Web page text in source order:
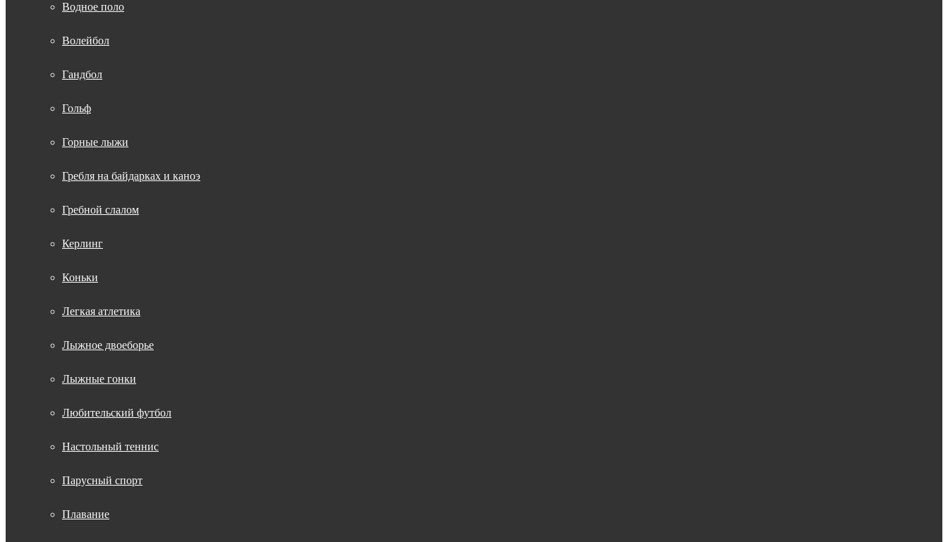
Водное поло
Волейбол
Гандбол
Гольф
Горные лыжи
Гребля на байдарках и каноэ
Гребной слалом
Керлинг
Коньки
Легкая атлетика
Лыжное двоеборье
Лыжные гонки
Любительский футбол
Настольный теннис
Парусный спорт
Плавание